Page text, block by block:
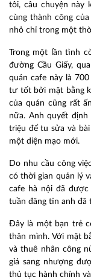
tôi, câu chuyện này
cùng thành công
nhỏ chỉ trong một
Trong một lần tình
đường Cầu Giấy,
quán cafe này là
tư tốt bởi mặt bằng
của quán cũng rất
nữa. Anh quyết
triệu để tu sửa và
một diện mạo mới.
Do nhu cầu công
có thời gian quản lý
cafe hà nội đã
tuần đăng tin anh đã
Đây là một bạn trẻ
thân mình. Với mặt
và thuê nhân công
giá sang nhượng
thủ tục hành chính